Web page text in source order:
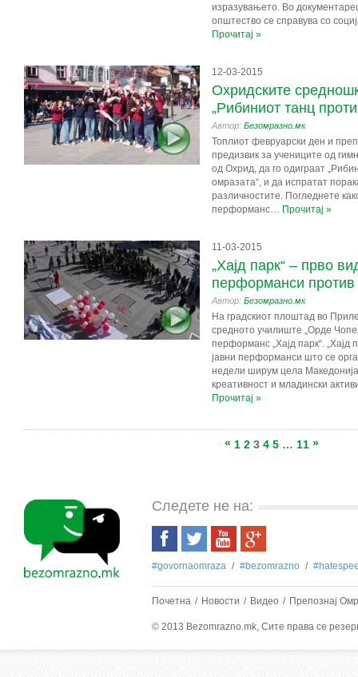
изразувањето. Во
општество се справува со
Прочитај »
12-03-2015
Охридските
„Рибиниот танц
Автор: Безомразно.мк
Топлиот февруарски ден и
предизвик за учениците од
од Охрид, да го одиграат
омразата“, и да испратат
различностите. Погледнете
перформанс… Прочитај »
11-03-2015
„Хајд парк“ – прво
перформанси против
Автор: Безомразно.мк
На градскиот плоштад во
средното училиште „Орде
перформанс „Хајд парк“. „Хајд
јавни перформанси што се
недели ширум цела
креативност и младински
Прочитај »
« 1 2 3 4 5 … 11 »
Следете не на:
#govornaomraza #bezоmrazno
Почетна Новости Видео Препознај
© 2013 Bezomrazno.mk, Сите права се